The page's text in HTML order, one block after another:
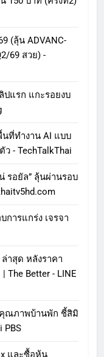
(ลุ้น ADVANC-
69 สวย) -
ปแรก แกะรอยงบ
นที่ทำงาน AI แบบ
ว - TechTalkThai
รอยัล” ลุ้นผ่านรอบ
การแกร่ง เจรจา
าสุด หลังราคา
The Better - LINE
ณภาพบ้านพัก ชี้สิมิ
PBS
และซื้อหุ้น